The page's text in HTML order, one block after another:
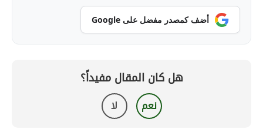
أضف كمصدر مفضل على Google
هل كان المقال مفيداً؟
نعم لا